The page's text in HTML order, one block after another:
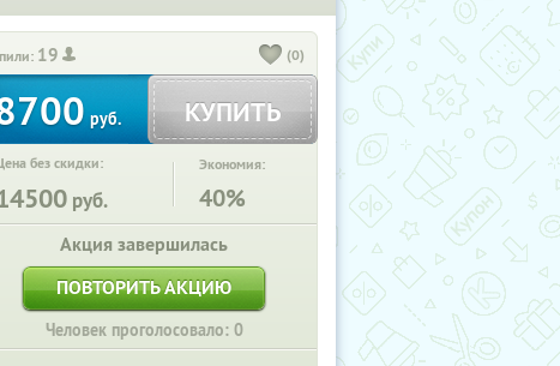
19 (0)
руб. КУПИТЬ
без скидки:
руб.
Экономия:
40%
Акция завершилась
ПОВТОРИТЬ АКЦИЮ
Человек проголосовало: 0